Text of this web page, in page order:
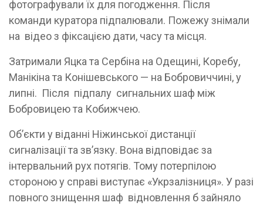
фотографували їх для погодження. Після
команди куратора підпалювали. Пожежу знімали
на відео з фіксацією дати, часу та місця.
Затримали Яцка та Сербіна на Одещині, Коребу,
Манікіна та Конішевського — на Бобровиччині, у
липні. Після підпалу сигнальних шаф між
Бобровицею та Кобижчею.
Об’єкти у віданні Ніжинської дистанції
сигналізації та зв’язку. Вона відповідає за
інтервальний рух потягів. Тому потерпілою
стороною у справі виступає «Укрзалізниця». У разі
повного знищення шаф відновлення б зайняло